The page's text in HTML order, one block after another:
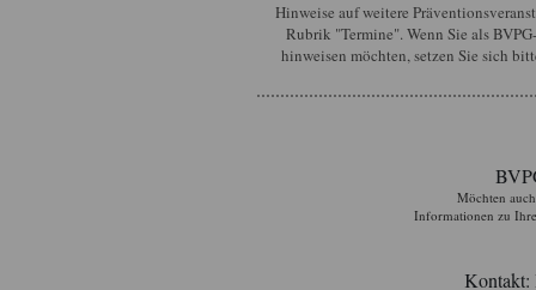
Hinweise auf weitere
Rubrik "Termine". Wenn Sie als
hinweisen möchten, setzen Sie sich
Möchten
Informationen zu
Kontakt: